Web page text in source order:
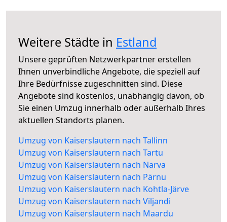
Weitere Städte in Estland
Unsere geprüften Netzwerkpartner erstellen
Ihnen unverbindliche Angebote, die speziell auf
Ihre Bedürfnisse zugeschnitten sind. Diese
Angebote sind kostenlos, unabhängig davon, ob
Sie einen Umzug innerhalb oder außerhalb Ihres
aktuellen Standorts planen.
Umzug von Kaiserslautern nach Tallinn
Umzug von Kaiserslautern nach Tartu
Umzug von Kaiserslautern nach Narva
Umzug von Kaiserslautern nach Pärnu
Umzug von Kaiserslautern nach Kohtla-Järve
Umzug von Kaiserslautern nach Viljandi
Umzug von Kaiserslautern nach Maardu